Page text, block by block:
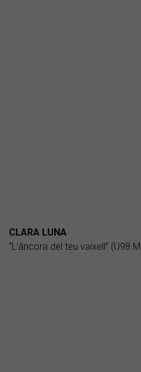
CLARA LUNA
“L'àncora del teu vaixell” (U98